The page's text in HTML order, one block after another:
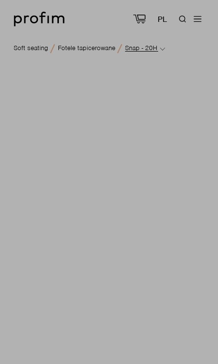
PL
Soft seating Fotele tapicerowane Snap - 20H